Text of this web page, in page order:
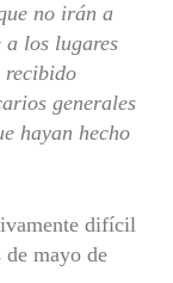
no irán a
a los lugares
recibido
generales
hayan hecho
difícil
de mayo de